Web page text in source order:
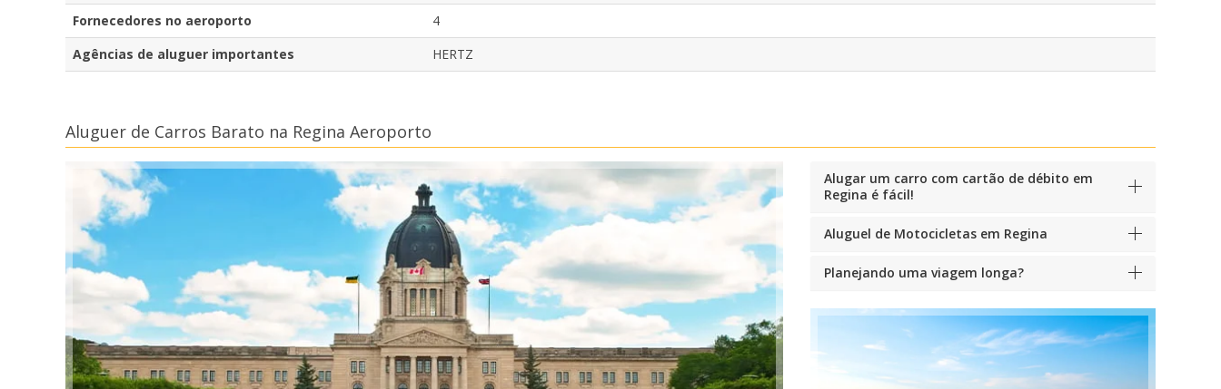
Fornecedores no aeroporto
4
Agências de aluguer importantes
HERTZ
Aluguer de Carros Barato na Regina Aeroporto
Alugar um carro com cartão de débito em
Regina é fácil!
Aluguel de Motocicletas em Regina
Planejando uma viagem longa?